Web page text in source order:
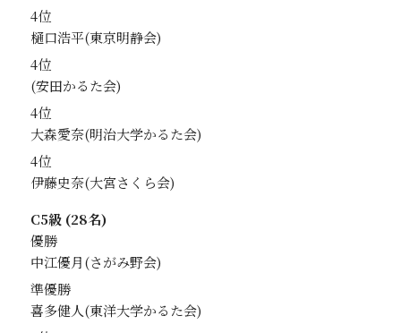
4位
樋口浩平
4位
4位
大森愛奈
4位
伊藤史奈
C5級 (28名)
優勝
中江優月
準優勝
喜多健人